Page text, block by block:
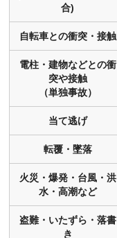
合)
自転車との衝突・接触
電柱・建物などとの衝
突や接触
（単独事故）
当て逃げ
転覆・墜落
火災・爆発・台風・洪
水・高潮など
盗難・いたずら・落書
き